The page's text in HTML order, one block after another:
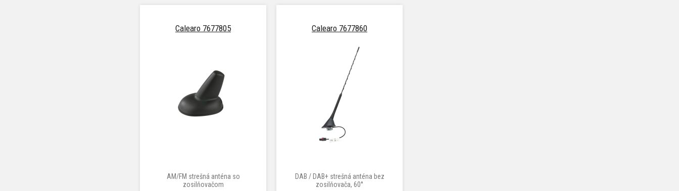
Calearo 7677805
AM/FM strešná anténa so
zosilňovačom
Calearo 7677860
DAB / DAB+ strešná anténa bez
zosilňovača, 60°